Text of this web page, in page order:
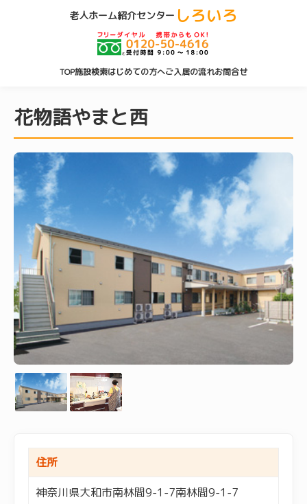
老人ホーム紹介センター しろいろ
TOP施設検索はじめての方へご入居の流れお問合せ
花物語やまと西
住所
神奈川県大和市南林間9-1-7南林間9-1-7